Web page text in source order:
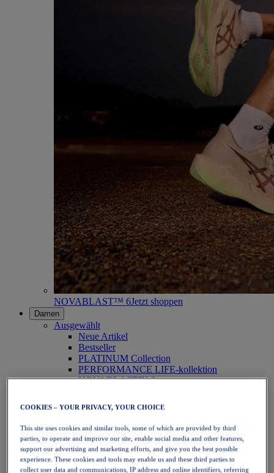
NOVABLAST™ 6Jetzt shoppen
Damen
Ausgewählt
Neue Artikel
Bestseller
PLATINUM Collection
PERFORMANCE LIFE-kollektion
NOVABLAST™ 6
Laufen
Trailrunning
Tennis
Volleyball
Handball
Padel
Korbball
COOKIES – YOUR PRIVACY, YOUR CHOICE
This site uses cookies and similar tools, some of which are provided by third
parties, to operate and improve our site, enable social media and other features,
support our advertising and marketing efforts, and give you the best possible
experience. These cookies and tools may enable us and these third parties to
collect user data and communications, IP address and online identifiers, referring